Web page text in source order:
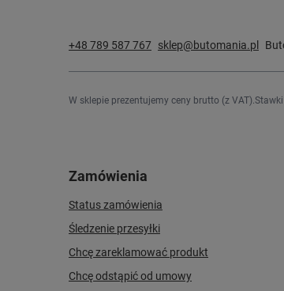
+48 789 587 767 sklep@butomania.pl
W sklepie prezentujemy ceny brutto (z VAT).
Zamówienia
Status zamówienia
Śledzenie przesyłki
Chcę zareklamować produkt
Chcę odstąpić od umowy